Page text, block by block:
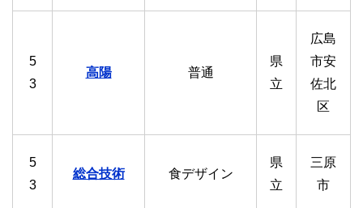
5
3
高陽 普通
県
立
広島
市安
佐北
区
5
3
総合技術 食デザイン
県
立
三原
市